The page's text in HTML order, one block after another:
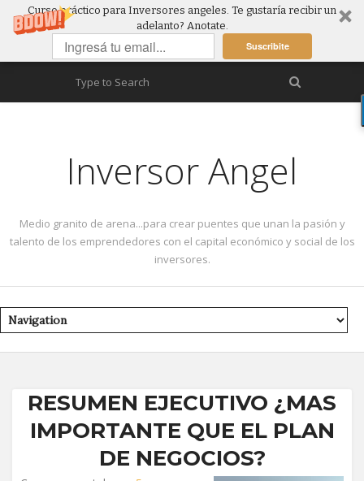
Curso práctico para Inversores angeles. Te gustaría recibir un
adelanto? Anotate.
Suscribite
Inversor Angel
Medio granito de arena...para crear puentes que unan la pasión y
talento de los emprendedores con el capital económico y social de los
inversores.
RESUMEN EJECUTIVO ¿MAS
IMPORTANTE QUE EL PLAN
DE NEGOCIOS?